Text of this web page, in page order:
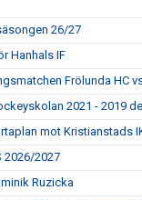
26/27
Hanhals IF
Frölunda HC
2021 - 2019
mot Kristianstads
2026/2027
Ruzicka